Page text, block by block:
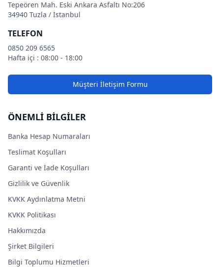
Tepeören Mah. Eski Ankara Asfaltı No:206
34940 Tuzla / İstanbul
TELEFON
0850 209 6565
Hafta içi : 08:00 - 18:00
Müşteri İletişim Formu
ÖNEMLİ BİLGİLER
Banka Hesap Numaraları
Teslimat Koşulları
Garanti ve İade Koşulları
Gizlilik ve Güvenlik
KVKK Aydınlatma Metni
KVKK Politikası
Hakkımızda
Şirket Bilgileri
Bilgi Toplumu Hizmetleri